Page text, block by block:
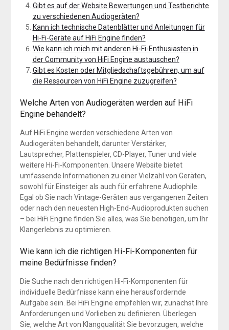
Gibt es auf der Website Bewertungen und Testberichte
zu verschiedenen Audiogeräten?
Kann ich technische Datenblätter und Anleitungen für
Hi-Fi-Geräte auf HiFi Engine finden?
Wie kann ich mich mit anderen Hi-Fi-Enthusiasten in
der Community von HiFi Engine austauschen?
Gibt es Kosten oder Mitgliedschaftsgebühren, um auf
die Ressourcen von HiFi Engine zuzugreifen?
Welche Arten von Audiogeräten werden auf HiFi
Engine behandelt?
Auf HiFi Engine werden verschiedene Arten von
Audiogeräten behandelt, darunter Verstärker,
Lautsprecher, Plattenspieler, CD-Player, Tuner und viele
weitere Hi-Fi-Komponenten. Unsere Website bietet
umfassende Informationen zu einer Vielzahl von Geräten,
sowohl für Einsteiger als auch für erfahrene Audiophile.
Egal ob Sie nach Vintage-Geräten aus vergangenen Zeiten
oder nach den neuesten High-End-Audioprodukten suchen
– bei HiFi Engine finden Sie alles, was Sie benötigen, um Ihr
Klangerlebnis zu optimieren.
Wie kann ich die richtigen Hi-Fi-Komponenten für
meine Bedürfnisse finden?
Die Suche nach den richtigen Hi-Fi-Komponenten für
individuelle Bedürfnisse kann eine herausfordernde
Aufgabe sein. Bei HiFi Engine empfehlen wir, zunächst Ihre
Anforderungen und Vorlieben zu definieren. Überlegen
Sie, welche Art von Klangqualität Sie bevorzugen, welche